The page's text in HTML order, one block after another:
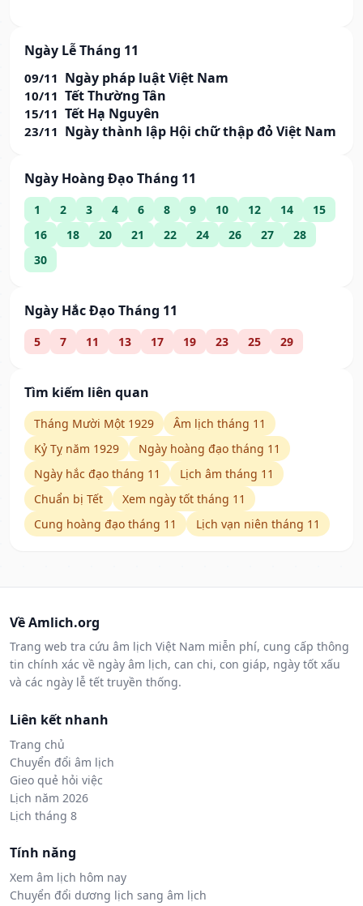
Ngày Lễ Tháng 11
09/11 Ngày pháp luật Việt Nam
10/11 Tết Thường Tân
15/11 Tết Hạ Nguyên
23/11 Ngày thành lập Hội chữ thập đỏ Việt Nam
Ngày Hoàng Đạo Tháng 11
1 2 3 4 6 8 9 10 12 14
15
16
18 20 21 22 24 26 27
28
30
Ngày Hắc Đạo Tháng 11
5 7 11 13 17 19 23 25 29
Tìm kiếm liên quan
Tháng Mười Một 1929
Âm lịch tháng 11
Kỷ Tỵ năm 1929
Ngày hoàng đạo tháng 11
Ngày hắc đạo tháng 11
Lịch âm tháng 11
Chuẩn bị Tết
Xem ngày tốt tháng 11
Cung hoàng đạo tháng 11
Lịch vạn niên tháng 11
Về Amlich.org
Trang web tra cứu âm lịch Việt Nam miễn phí, cung cấp thông
tin chính xác về ngày âm lịch, can chi, con giáp, ngày tốt xấu
và các ngày lễ tết truyền thống.
Liên kết nhanh
Trang chủ
Chuyển đổi âm lịch
Gieo quẻ hỏi việc
Lịch năm 2026
Lịch tháng 8
Tính năng
Xem âm lịch hôm nay
Chuyển đổi dương lịch sang âm lịch